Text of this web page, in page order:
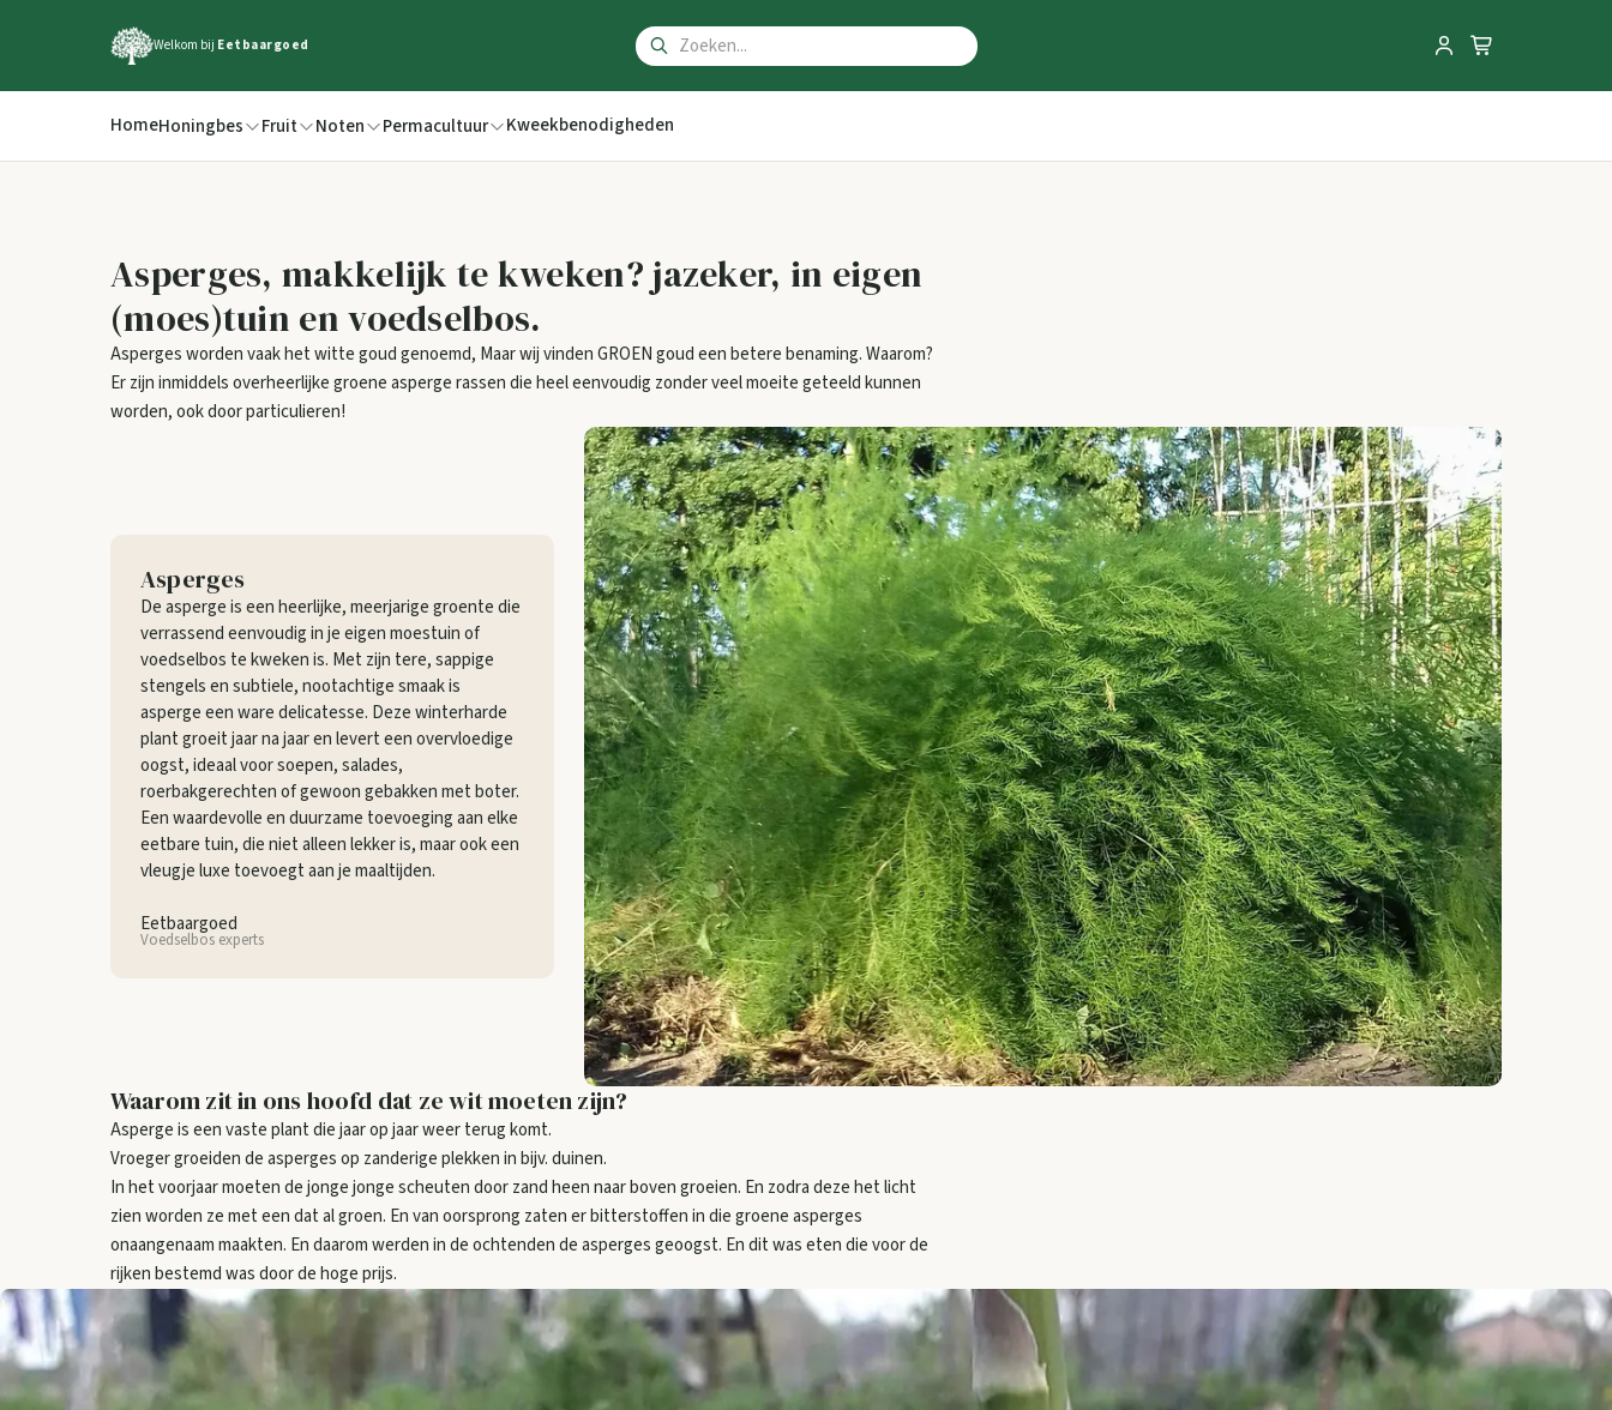
Welkom bij Eetbaargoed
HomeHoningbes Fruit Noten Permacultuur Kweekbenodigheden
Asperges, makkelijk te kweken? jazeker, in eigen
(moes)tuin en voedselbos.
Asperges worden vaak het witte goud genoemd, Maar wij vinden GROEN goud een betere benaming. Waarom?
Er zijn inmiddels overheerlijke groene asperge rassen die heel eenvoudig zonder veel moeite geteeld kunnen
worden, ook door particulieren!
Asperges
De asperge is een heerlijke, meerjarige groente die
verrassend eenvoudig in je eigen moestuin of
voedselbos te kweken is. Met zijn tere, sappige
stengels en subtiele, nootachtige smaak is
asperge een ware delicatesse. Deze winterharde
plant groeit jaar na jaar en levert een overvloedige
oogst, ideaal voor soepen, salades,
roerbakgerechten of gewoon gebakken met boter.
Een waardevolle en duurzame toevoeging aan elke
eetbare tuin, die niet alleen lekker is, maar ook een
vleugje luxe toevoegt aan je maaltijden.
Eetbaargoed
Voedselbos experts
Waarom zit in ons hoofd dat ze wit moeten zijn?
Asperge is een vaste plant die jaar op jaar weer terug komt.
Vroeger groeiden de asperges op zanderige plekken in bijv. duinen.
In het voorjaar moeten de jonge jonge scheuten door zand heen naar boven groeien. En zodra deze het licht
zien worden ze met een dat al groen. En van oorsprong zaten er bitterstoffen in die groene asperges
onaangenaam maakten. En daarom werden in de ochtenden de asperges geoogst. En dit was eten die voor de
rijken bestemd was door de hoge prijs.